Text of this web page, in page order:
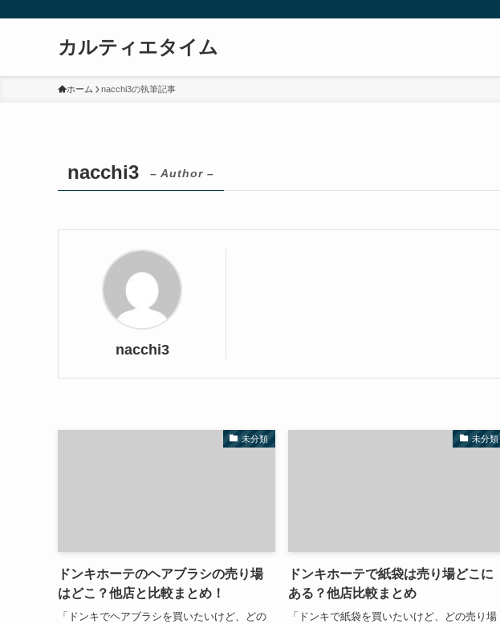
カルティエタイム
ホーム nacchi3の執筆記事
nacchi3 – Author –
nacchi3
未分類
ドンキホーテのヘアブラシの売り場
はどこ？他店と比較まとめ！
「ドンキでヘアブラシを買いたいけど、どの
未分類
ドンキホーテで紙袋は売り場どこに
ある？他店比較まとめ
「ドンキで紙袋を買いたいけど、どの売り場